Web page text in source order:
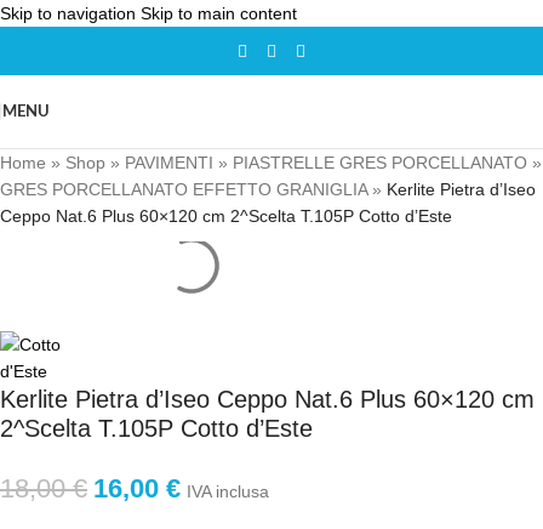
Skip to navigation Skip to main content
MENU
Home » Shop » PAVIMENTI » PIASTRELLE GRES PORCELLANATO »
GRES PORCELLANATO EFFETTO GRANIGLIA» Kerlite Pietra d’Iseo
Ceppo Nat.6 Plus 60×120 cm 2^Scelta T.105P Cotto d’Este
Kerlite Pietra d’Iseo Ceppo Nat.6 Plus 60×120 cm
2^Scelta T.105P Cotto d’Este
18,00€ 16,00 € IVA inclusa